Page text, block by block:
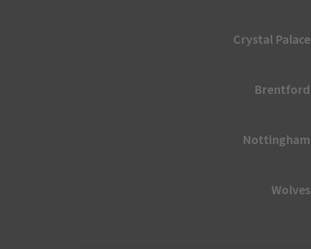
Crystal Palace
Brentford
Nottingham
Wolves